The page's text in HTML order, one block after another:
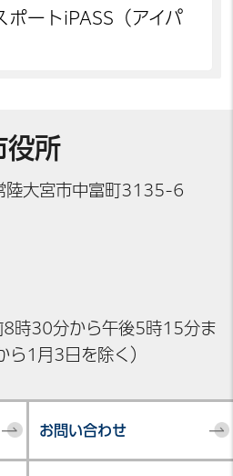
ポートiPASS（アイパ
役所
大宮市中富町3135-6
8時30分から午後5時15分ま
1月3日を除く）
お問い合わせ